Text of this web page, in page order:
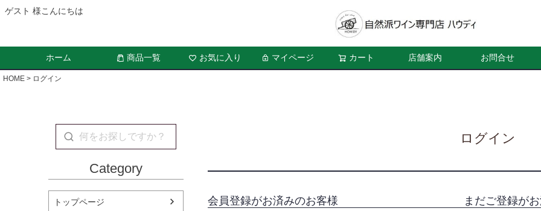
ゲスト 様こんにちは
ホーム 商品一覧 お気に入り マイページ カート 店舗案内 お問合せ
HOME ログイン
Category
トップページ
ログイン
会員登録がお済みのお客様 まだご登録が